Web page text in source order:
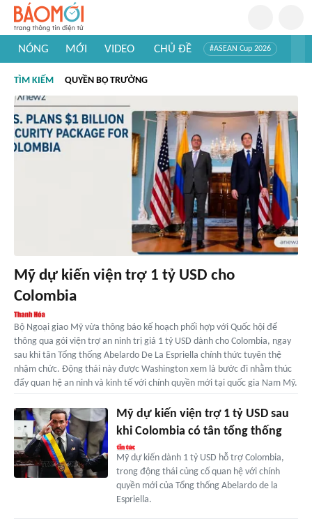
NÓNG MỚI VIDEO CHỦ ĐỀ #ASEAN Cup 2026
#Khám phá Việt Nam
#Khám phá thế giới
TÌM KIẾM QUYỀN BỘ TRƯỞNG
Mỹ dự kiến viện trợ 1 tỷ USD cho
Colombia
Bộ Ngoại giao Mỹ vừa thông báo kế hoạch phối hợp với Quốc hội để
thông qua gói viện trợ an ninh trị giá 1 tỷ USD dành cho Colombia, ngay
sau khi tân Tổng thống Abelardo De La Espriella chính thức tuyên thệ
nhậm chức. Động thái này được Washington xem là bước đi nhằm thúc
đẩy quan hệ an ninh và kinh tế với chính quyền mới tại quốc gia Nam Mỹ.
Mỹ dự kiến viện trợ 1 tỷ USD sau
khi Colombia có tân tổng thống
Mỹ dự kiến dành 1 tỷ USD hỗ trợ Colombia,
trong động thái củng cố quan hệ với chính
quyền mới của Tổng thống Abelardo de la
Espriella.